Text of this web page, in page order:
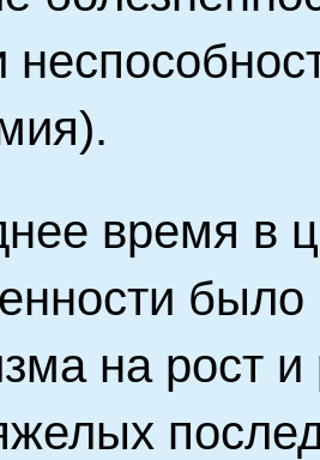
время в
было
на рост